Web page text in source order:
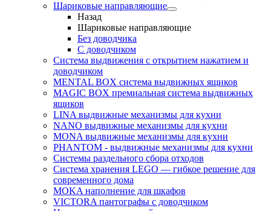
Шариковые направляющие
Назад
Шариковые направляющие
Без доводчика
С доводчиком
Система выдвижения с открытием нажатием и
доводчиком
MENTAL BOX система выдвижных ящиков
MAGIC BOX премиальная система выдвижных
ящиков
LINA выдвижные механизмы для кухни
NANO выдвижные механизмы для кухни
MONA выдвижные механизмы для кухни
PHANTOM - выдвижные механизмы для кухни
Системы раздельного сбора отходов
Система хранения LEGO — гибкое решение для
современного дома
MOKA наполнение для шкафов
VICTORA пантографы с доводчиком